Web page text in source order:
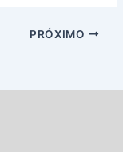
PRÓXIMO